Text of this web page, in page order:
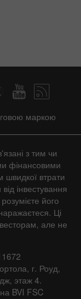
маркою
з тим чи
фінансовими
швидкої втрати
інвестування
його
Ці
але не
г. Роуд,
этаж 4.
BVI FSC